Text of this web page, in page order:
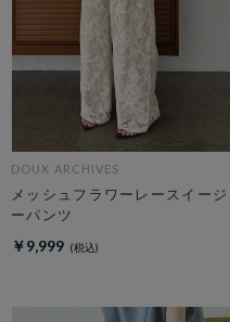
DOUX ARCHIVES
メッシュフラワーレースイージ
ーパンツ
￥9,999